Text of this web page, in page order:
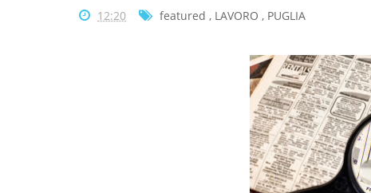
12:20 featured , LAVORO , PUGLIA